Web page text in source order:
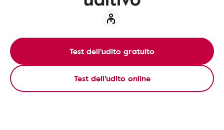
Test dell'udito gratuito
Test dell'udito online